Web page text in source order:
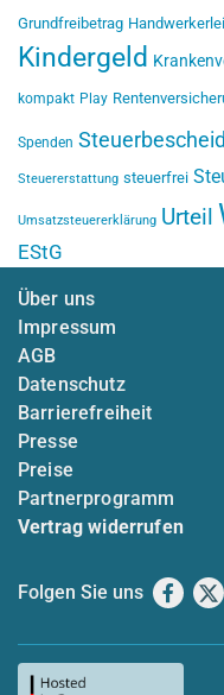
Grundfreibetrag
Kindergeld
kompakt Play
Spenden Steuerbescheid
Steuererstattung steuerfrei
Umsatzsteuererklärung Urteil
EStG
Über uns
Impressum
AGB
Datenschutz
Barrierefreiheit
Presse
Preise
Partnerprogramm
Vertrag widerrufen
Folgen Sie uns X